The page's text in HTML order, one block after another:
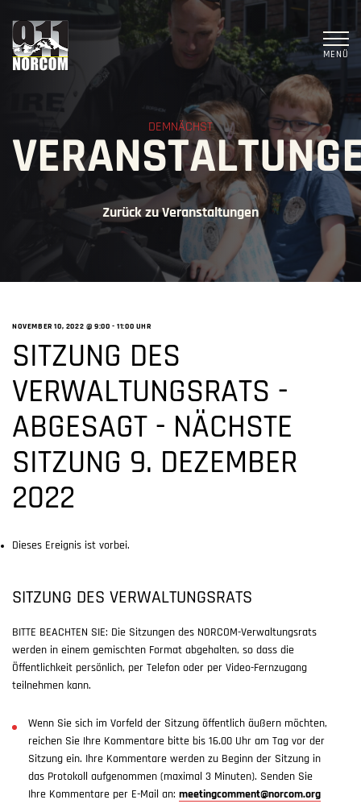
MENÜ
DEMNÄCHST
Zurück zu Veranstaltungen
NOVEMBER 10, 2022 @ 9:00 -11:00 UHR
SITZUNG DES
VERWALTUNGSRATS -
ABGESAGT - NÄCHSTE
SITZUNG 9. DEZEMBER
2022
Dieses Ereignis ist vorbei.
SITZUNG DES VERWALTUNGSRATS
BITTE BEACHTEN SIE: Die Sitzungen des NORCOM-Verwaltungsrats
werden in einem gemischten Format abgehalten, so dass die
Öffentlichkeit persönlich, per Telefon oder per Video-Fernzugang
teilnehmen kann.
Wenn Sie sich im Vorfeld der Sitzung öffentlich äußern möchten,
reichen Sie Ihre Kommentare bitte bis 16.00 Uhr am Tag vor der
Sitzung ein. Ihre Kommentare werden zu Beginn der Sitzung in
das Protokoll aufgenommen (maximal 3 Minuten). Senden Sie
Ihre Kommentare per E-Mail an: meetingcomment@norcom.org